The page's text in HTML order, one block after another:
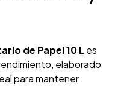
de Papel 10 Les
elaborado
para mantener